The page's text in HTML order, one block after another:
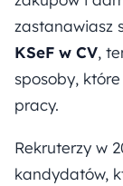
zastanawiasz
KSeF w CV,
sposoby,
pracy.
Rekruterzy w
kandydatów,